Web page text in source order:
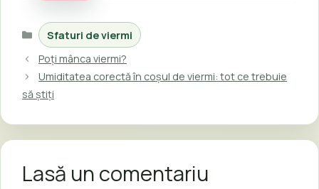
Categorii
Sfaturi de viermi
Poți mânca viermi?
Umiditatea corectă în coșul de viermi: tot ce trebuie
să știți
Lasă un comentariu